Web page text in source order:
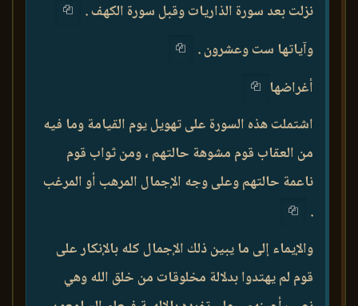
نزلت بعد سورة الذاريات وقبل سورة الكهف .
وآياتها ست وعشرون .
أغراضها
اشتملت هذه السورة على تهويل يوم القيامة وما فيه
من العقاب قوم مشوهة حالتهم ، ومن ثواب قوم
ناعمة حالتهم وعلى وجه الإجمال المرهب أو المرغب
.
والإيماء إلى ما يبين ذلك الإجمال كله بالإنكار على
قوم لم يهتدوا بدلالة مخلوقات من خلق الله وهي